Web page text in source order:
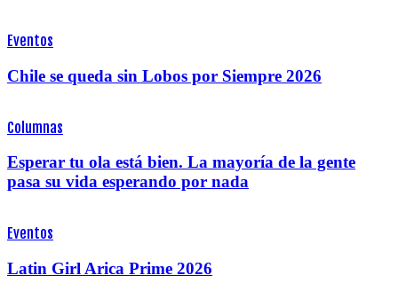
Eventos
Chile se queda sin Lobos por Siempre 2026
Columnas
Esperar tu ola está bien. La mayoría de la gente
pasa su vida esperando por nada
Eventos
Latin Girl Arica Prime 2026